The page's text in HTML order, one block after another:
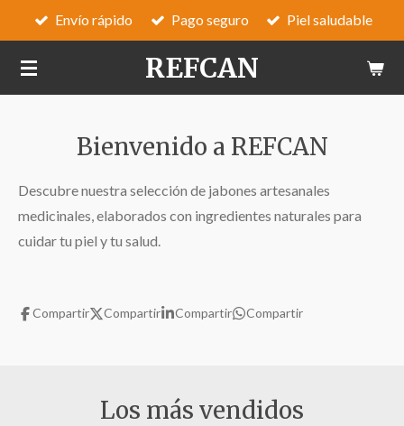
al
contenido
principal
REFCAN
Envío rápido Pago seguro Piel saludable
Bienvenido a REFCAN
Descubre nuestra selección de jabones artesanales
medicinales, elaborados con ingredientes naturales para
cuidar tu piel y tu salud.
Compartir Compartir Compartir Compartir
Los más vendidos